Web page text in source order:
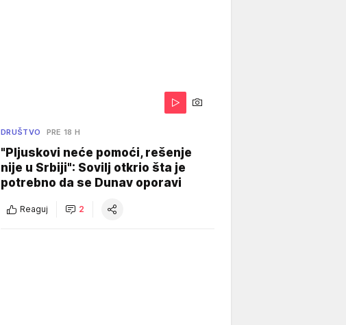
DRUŠTVO PRE 18 H
"Pljuskovi neće pomoći, rešenje
nije u Srbiji": Sovilj otkrio šta je
potrebno da se Dunav oporavi
Reaguj 2